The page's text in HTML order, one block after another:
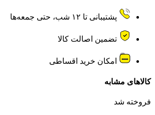
پشتیبانی تا ۱۲ شب، حتی جمعه‌ها
تضمین اصالت کالا
امکان خرید اقساطی
کالاهای مشابه
فروخته شد